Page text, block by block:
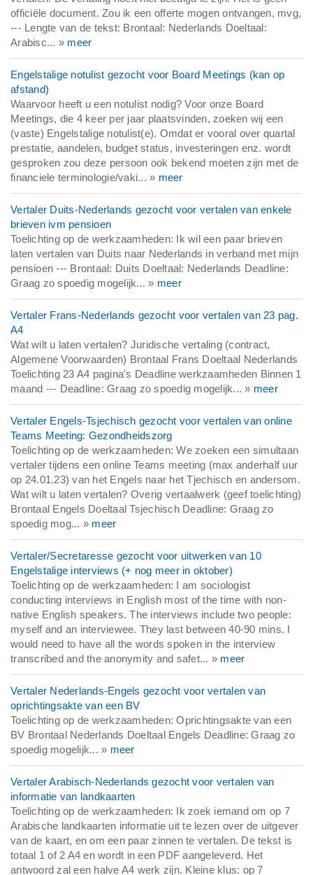
officiële document. Zou ik een offerte mogen ontvangen, mvg,
--- Lengte van de tekst: Brontaal: Nederlands Doeltaal:
Arabisc... » meer
Engelstalige notulist gezocht voor Board Meetings (kan op
afstand)
Waarvoor heeft u een notulist nodig? Voor onze Board
Meetings, die 4 keer per jaar plaatsvinden, zoeken wij een
(vaste) Engelstalige notulist(e). Omdat er vooral over quartal
prestatie, aandelen, budget status, investeringen enz. wordt
gesproken zou deze persoon ook bekend moeten zijn met de
financiele terminologie/vaki... » meer
Vertaler Duits-Nederlands gezocht voor vertalen van enkele
brieven ivm pensioen
Toelichting op de werkzaamheden: Ik wil een paar brieven
laten vertalen van Duits naar Nederlands in verband met mijn
pensioen --- Brontaal: Duits Doeltaal: Nederlands Deadline:
Graag zo spoedig mogelijk... » meer
Vertaler Frans-Nederlands gezocht voor vertalen van 23 pag.
A4
Wat wilt u laten vertalen? Juridische vertaling (contract,
Algemene Voorwaarden) Brontaal Frans Doeltaal Nederlands
Toelichting 23 A4 pagina's Deadline werkzaamheden Binnen 1
maand --- Deadline: Graag zo spoedig mogelijk... » meer
Vertaler Engels-Tsjechisch gezocht voor vertalen van online
Teams Meeting: Gezondheidszorg
Toelichting op de werkzaamheden: We zoeken een simultaan
vertaler tijdens een online Teams meeting (max anderhalf uur
op 24.01.23) van het Engels naar het Tjechisch en andersom.
Wat wilt u laten vertalen? Overig vertaalwerk (geef toelichting)
Brontaal Engels Doeltaal Tsjechisch Deadline: Graag zo
spoedig mog... » meer
Vertaler/Secretaresse gezocht voor uitwerken van 10
Engelstalige interviews (+ nog meer in oktober)
Toelichting op de werkzaamheden: I am sociologist
conducting interviews in English most of the time with non-
native English speakers. The interviews include two people:
myself and an interviewee. They last between 40-90 mins. I
would need to have all the words spoken in the interview
transcribed and the anonymity and safet... » meer
Vertaler Nederlands-Engels gezocht voor vertalen van
oprichtingsakte van een BV
Toelichting op de werkzaamheden: Oprichtingsakte van een
BV Brontaal Nederlands Doeltaal Engels Deadline: Graag zo
spoedig mogelijk... » meer
Vertaler Arabisch-Nederlands gezocht voor vertalen van
informatie van landkaarten
Toelichting op de werkzaamheden: Ik zoek iemand om op 7
Arabische landkaarten informatie uit te lezen over de uitgever
van de kaart, en om een paar zinnen te vertalen. De tekst is
totaal 1 of 2 A4 en wordt in een PDF aangeleverd. Het
antwoord zal een halve A4 werk zijn. Kleine klus: op 7